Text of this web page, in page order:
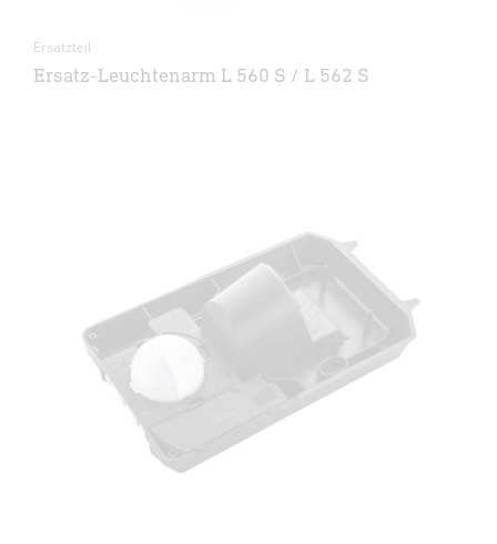
Ersatzteil
Ersatz-Leuchtenarm L 560 S / L 562 S